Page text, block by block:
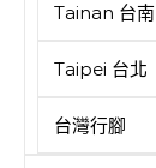
Tainan 台南
Taipei 台北
台灣行腳